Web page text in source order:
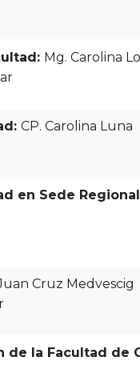
Mg. Carolina
CP. Carolina Luna
en Sede
Cruz Medvescig
de la Facultad de